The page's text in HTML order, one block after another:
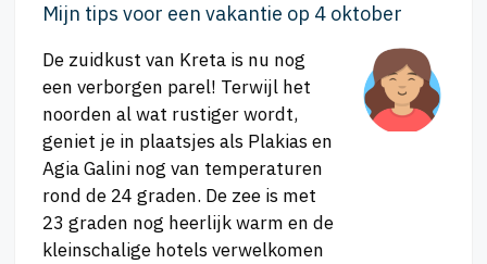
Mijn tips voor een vakantie op 4 oktober
De zuidkust van Kreta is nu nog
een verborgen parel! Terwijl het
noorden al wat rustiger wordt,
geniet je in plaatsjes als Plakias en
Agia Galini nog van temperaturen
rond de 24 graden. De zee is met
23 graden nog heerlijk warm en de
kleinschalige hotels verwelkomen